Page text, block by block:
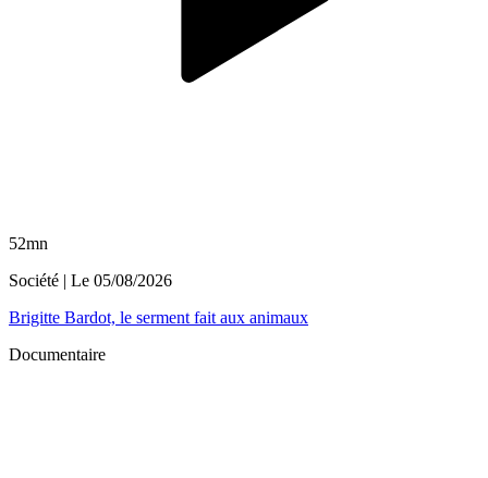
52mn
Société | Le 05/08/2026
Brigitte Bardot, le serment fait aux animaux
Documentaire